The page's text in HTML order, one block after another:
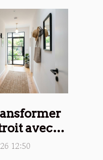
avec
?
12:50